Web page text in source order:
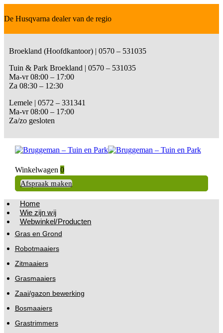
De Husqvarna dealer van de regio
Broekland (Hoofdkantoor) | 0570 – 531035
Tuin & Park Broekland | 0570 – 531035
Ma-vr 08:00 – 17:00
Za 08:30 – 12:30
Lemele | 0572 – 331341
Ma-vr 08:00 – 17:00
Za/zo gesloten
Winkelwagen 0
Afspraak maken
Home
Wie zijn wij
Webwinkel/Producten
Gras en Grond
Robotmaaiers
Zitmaaiers
Grasmaaiers
Zaai/gazon bewerking
Bosmaaiers
Grastrimmers